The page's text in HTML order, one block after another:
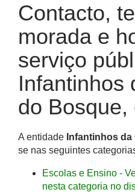
Contacto,
morada e
serviço
Infantinhos
do Bosque,
A entidade Infantinhos
se nas seguintes
Escolas e Ensino -
nesta categoria no